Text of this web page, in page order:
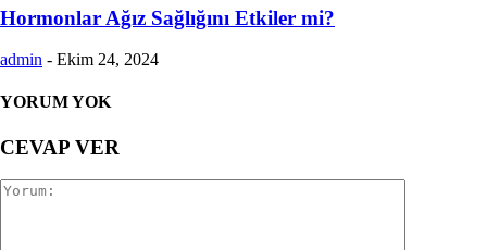
Hormonlar Ağız Sağlığını Etkiler mi?
admin - Ekim 24, 2024
YORUM YOK
CEVAP VER